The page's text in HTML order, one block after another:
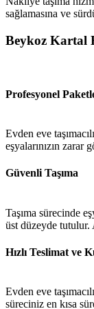
sağlamasına ve
Beykoz Kartal
Profesyonel
Evden eve
eşyalarınızın zarar
Güvenli Taşıma
Taşıma sürecinde
üst düzeyde tutulur.
Hızlı Teslimat ve
Evden eve
süreciniz en kısa